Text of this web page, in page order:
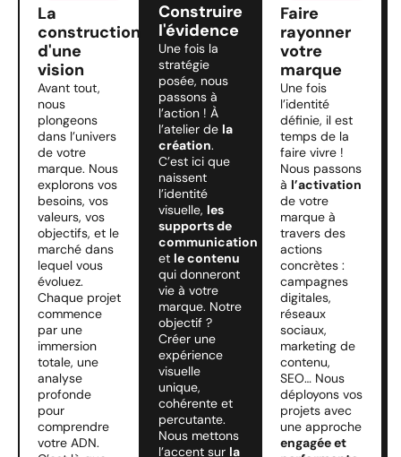
La
construction
d'une
vision
Avant tout,
nous
plongeons
dans l’univers
de votre
marque. Nous
explorons vos
besoins, vos
valeurs, vos
objectifs, et le
marché dans
lequel vous
évoluez.
Chaque projet
commence
par une
immersion
totale, une
analyse
profonde
pour
comprendre
votre ADN.
Construire
l'évidence
Une fois la
stratégie
posée, nous
passons à
l’action ! À
l’atelier de la
création.
C’est ici que
naissent
l’identité
visuelle, les
supports de
communication
et le contenu
qui donneront
vie à votre
marque. Notre
objectif ?
Créer une
expérience
visuelle
unique,
cohérente et
percutante.
Nous mettons
l’accent sur la
Faire
rayonner
votre
marque
Une fois
l’identité
définie, il est
temps de la
faire vivre !
Nous passons
à l’activation
de votre
marque à
travers des
actions
concrètes :
campagnes
digitales,
réseaux
sociaux,
marketing de
contenu,
SEO… Nous
déployons vos
projets avec
une approche
engagée et